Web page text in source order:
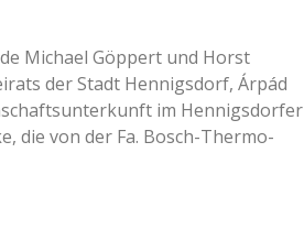
Michael Göppert und Horst
der Stadt Hennigsdorf, Árpád
im Hennigsdorfer
die von der Fa. Bosch-Thermo-